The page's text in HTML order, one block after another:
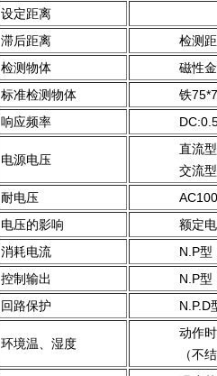
设定距离
滞后距离
检测
检测物体
磁性
标准检测物体
铁
响应频率
电源电压
直流
交流
耐电压
电压的影响
额定
消耗电流
N.P型
控制输出
N.P型
回路保护
N.P.D
环境温、湿度
动作
（不